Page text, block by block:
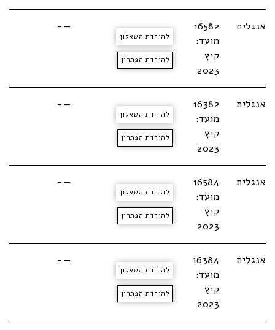
אנגלית
16582
מועד:
קיץ
2023
להורדת השאלון
להורדת הפתרון
—-
אנגלית
16382
מועד:
קיץ
2023
להורדת השאלון
להורדת הפתרון
—-
אנגלית
16584
מועד:
קיץ
2023
להורדת השאלון
להורדת הפתרון
—-
אנגלית
16384
מועד:
קיץ
2023
להורדת השאלון
להורדת הפתרון
—-